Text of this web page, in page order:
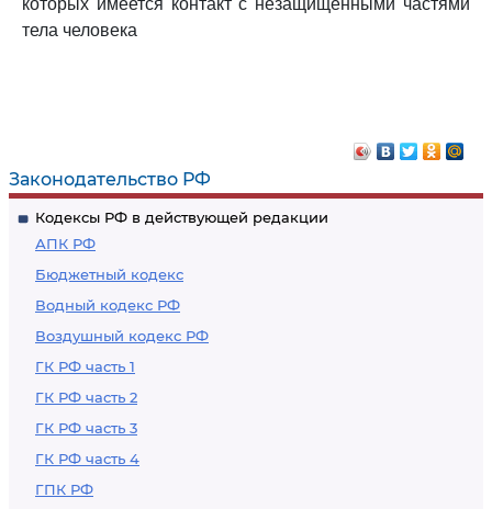
Законодательство РФ
Кодексы РФ в действующей редакции
АПК РФ
Бюджетный кодекс
Водный кодекс РФ
Воздушный кодекс РФ
ГК РФ часть 1
ГК РФ часть 2
ГК РФ часть 3
ГК РФ часть 4
ГПК РФ
которых имеется контакт с незащищенными частями
тела человека